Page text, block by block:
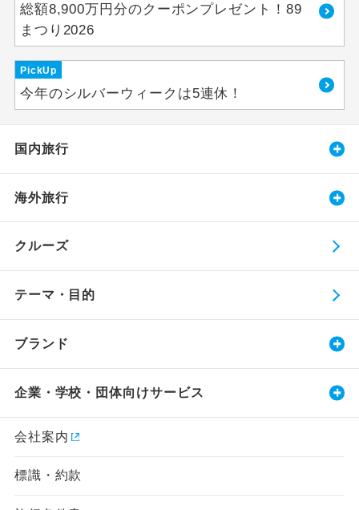
総額8,900万円分のクーポンプレゼント！89
まつり2026
PickUp
今年のシルバーウィークは5連休！
国内旅行
海外旅行
クルーズ
テーマ・目的
ブランド
企業・学校・団体向けサービス
会社案内
標識・約款